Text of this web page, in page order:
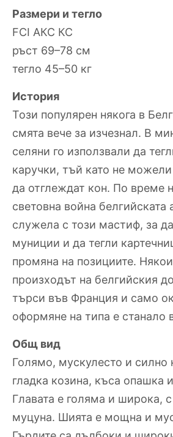
Размери и тегло
FCI АКС КС
ръст 69–78 см
тегло 45–50 кг
История
Този популярен някога в
смята вече за изчезнал. В
селяни го използвали да
каручки, тъй като не
да отглеждат кон. По време
световна война белгийската
служела с този мастиф, за
муниции и да тегли
промяна на позициите.
произходът на белгийския
търси във Франция и само
оформяне на типа е станало
Общ вид
Голямо, мускулесто и силно
гладка козина, къса опашка
Главата е голяма и широка,
муцуна. Шията е мощна и